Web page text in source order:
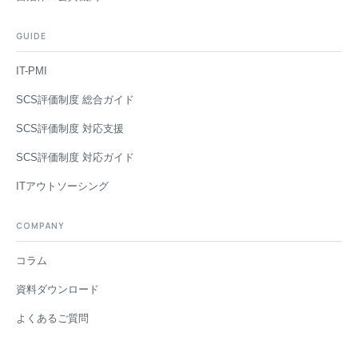
GUIDE
IT-PMI
SCS評価制度 総合ガイド
SCS評価制度 対応支援
SCS評価制度 対応ガイド
ITアウトソーシング
COMPANY
コラム
資料ダウンロード
よくあるご質問